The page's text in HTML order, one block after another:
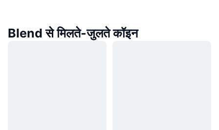
Blend से मिलते-जुलते कॉइन